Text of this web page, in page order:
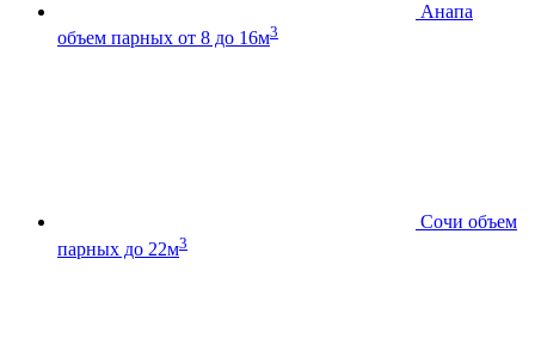
Анапа
объем парных от 8 до 16м3
Сочи объем
парных до 22м3